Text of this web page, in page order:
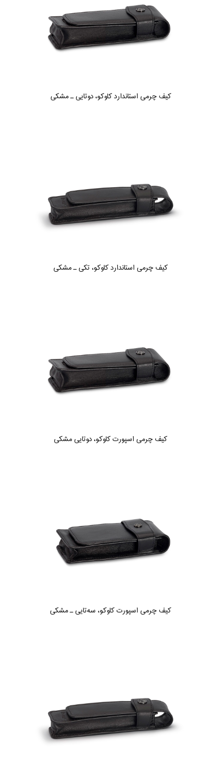
کیف چرمی استاندارد کاوکو، دوتایی ـ مشکی
کیف چرمی استاندارد کاوکو، تکی ـ مشکی
کیف چرمی اسپورت کاوکو، دوتایی مشکی
کیف چرمی اسپورت کاوکو، سه‌تایی ـ مشکی